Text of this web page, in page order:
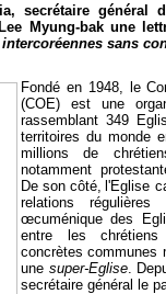
secrétaire général
Myung-bak une
sans
Fondé en 1948, le
(COE) est une
rassemblant 349
territoires du monde
millions de
notamment
De son côté, l'Eglise
relations
œcuménique des
entre les
concrètes communes
une super-Eglise.
secrétaire général le